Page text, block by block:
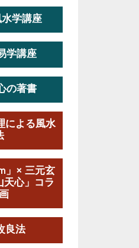
10-25
集中です。
践的四柱推
07-19
実践的風水
03-01
了しました。
水講座
06-08
了しました。
学講座
学講座
の著書
による風水
」× 三元玄
天心」コラ
良法